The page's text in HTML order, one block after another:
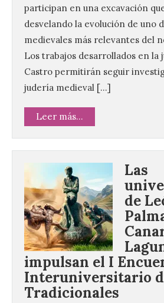
participan en una excavación
desvelando la evolución de uno
medievales más relevantes del
Los trabajos desarrollados en la
Castro permitirán seguir
judería medieval […]
Leer más...
Las
de
impulsan el I
Interuniversitario
Tradicionales